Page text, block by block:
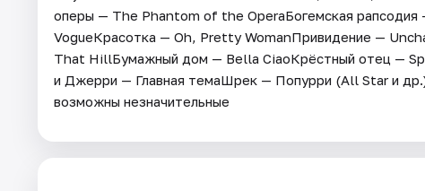
оперы — The Phantom of the OperaБогемская рапсодия
VogueКрасотка — Oh, Pretty WomanПривидение —
That HillБумажный дом — Bella CiaoКрёстный отец —
и Джерри — Главная темаШрек — Попурри (All Star и
возможны незначительные